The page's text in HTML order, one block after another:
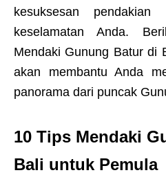
kesuksesan
keselamatan Anda.
Mendaki Gunung Batur di
akan membantu Anda
panorama dari puncak
10 Tips Mendaki
Bali untuk Pemula